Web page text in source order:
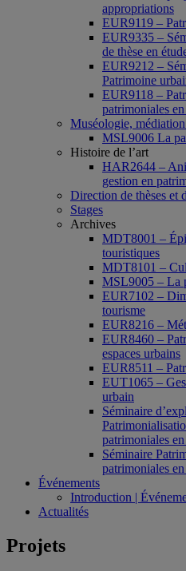
appropriations
EUR9119 –
EUR9335 –
de thèse en
EUR9212 –
Patrimoine
EUR9118 –
patrimoniales
Muséologie,
MSL9006 La
Histoire de l’art
HAR2644 –
gestion en
Direction de thèses et
Stages
Archives
MDT8001 –
touristiques
MDT8101 –
MSL9005 – La
EUR7102 –
tourisme
EUR8216 –
EUR8460 –
espaces urbains
EUR8511 –
EUT1065 –
urbain
Séminaire
patrimoniales
Séminaire
patrimoniales
Événements
Introduction |
Actualités
Projets